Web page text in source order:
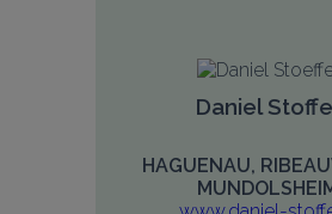
Daniel
HAGUENAU,